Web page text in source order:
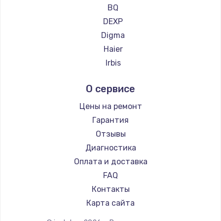
Заказать
Замена клавиатуры
1490 руб.
Заказать
Замена SSD
990 руб.
Заказать
Замена северного моста
2600 руб.
Заказать
Замена экрана
Ремонт планшетов CHUWI
BQ
DEXP
Digma
Haier
Irbis
Microsoft
BlackView
Amazon
Aquarius
Philips
Dell
HP
Getac
ZTE
О сервисе
Цены на ремонт
Гарантия
Отзывы
Диагностика
Оплата и доставка
FAQ
Контакты
Карта сайта